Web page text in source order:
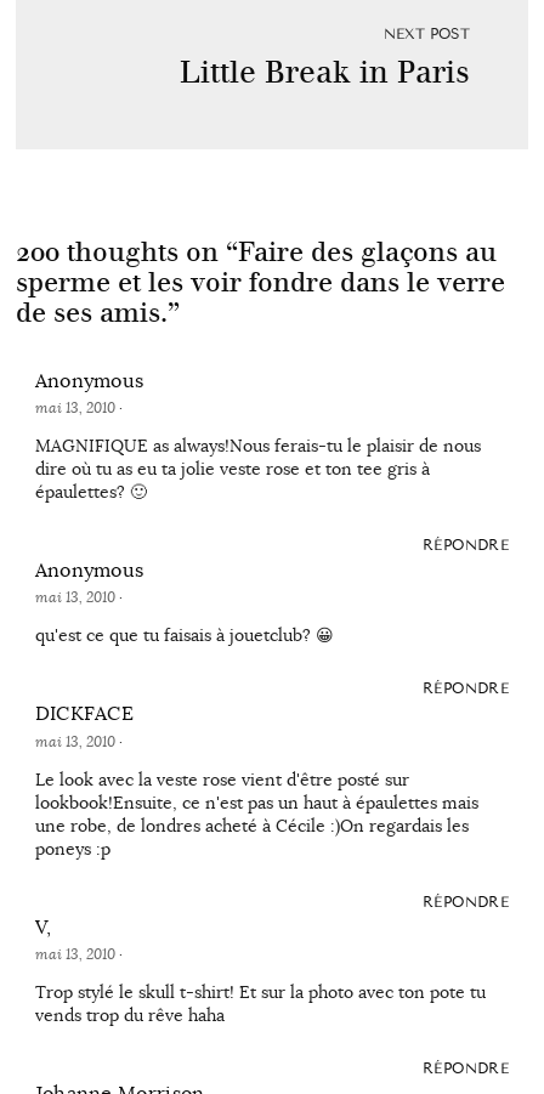
NEXT POST
Little Break in Paris
200 thoughts on “Faire des glaçons au
sperme et les voir fondre dans le verre
de ses amis.”
Anonymous
mai 13, 2010·
MAGNIFIQUE as always!Nous ferais-tu le plaisir de nous
dire où tu as eu ta jolie veste rose et ton tee gris à
épaulettes? 🙂
RÉPONDRE
Anonymous
mai 13, 2010·
qu'est ce que tu faisais à jouetclub? 😀
RÉPONDRE
DICKFACE
mai 13, 2010·
Le look avec la veste rose vient d'être posté sur
lookbook!Ensuite, ce n'est pas un haut à épaulettes mais
une robe, de londres acheté à Cécile :)On regardais les
poneys :p
RÉPONDRE
V,
mai 13, 2010·
Trop stylé le skull t-shirt! Et sur la photo avec ton pote tu
vends trop du rêve haha
RÉPONDRE